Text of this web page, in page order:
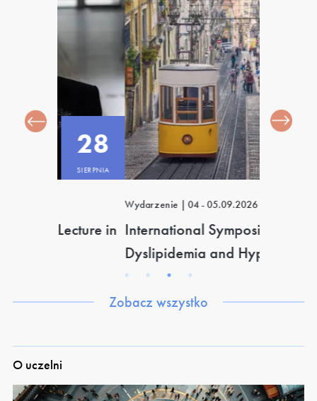
Zobacz wszystko
28 04
WRZEŚNIA
04 - 05.09.2026
International Symposium on
Dyslipidemia and Hypertension
O uczelni